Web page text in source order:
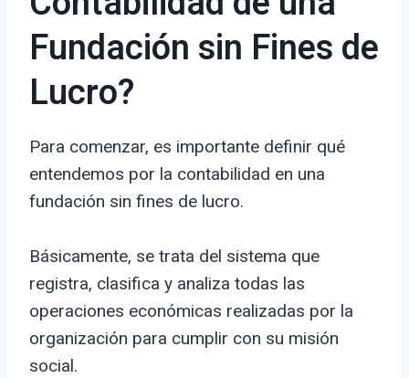
Fundación sin Fines de
Lucro?
Para comenzar, es importante definir qué
entendemos por la contabilidad en una
fundación sin fines de lucro.
Básicamente, se trata del sistema que
registra, clasifica y analiza todas las
operaciones económicas realizadas por la
organización para cumplir con su misión
social.